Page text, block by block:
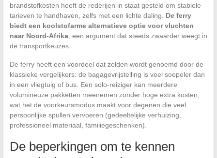
brandstofkosten heeft de rederijen in staat gesteld om stabiele
tarieven te handhaven, zelfs met een lichte daling. De ferry
biedt een koolstofarme alternatieve optie voor vluchten
naar Noord-Afrika, een argument dat steeds zwaarder weegt in
de transportkeuzes.
De ferry heeft een voordeel dat zelden wordt genoemd door de
klassieke vergelijkers: de bagagevrijstelling is veel soepeler dan
in een vliegtuig of bus. Een solo-reiziger kan meerdere
volumineuze pakketten meenemen zonder hoge extra kosten,
wat het de voorkeursmodus maakt voor degenen die veel
persoonlijke spullen vervoeren (gedeeltelijke verhuizing,
professioneel materiaal, familiegeschenken).
De beperkingen om te kennen